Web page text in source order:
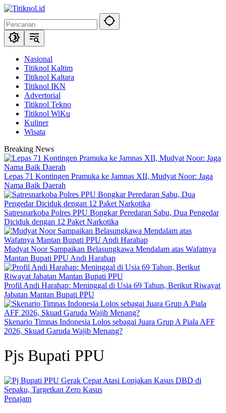
Langsung
konten
Nasional
Titiknol Kaltim
Titiknol Kaltara
Titiknol IKN
Advertorial
Titiknol Tekno
Titiknol WiKu
Kuliner
Wisata
Breaking News
Lepas 71 Kontingen Pramuka ke Jamnas XII, Mudyat Noor: Jaga
Nama Baik Daerah
Satresnarkoba Polres PPU Bongkar Peredaran Sabu, Dua Pengedar
Diciduk dengan 12 Paket Narkotika
Mudyat Noor Sampaikan Belasungkawa Mendalam atas Wafatnya
Mantan Bupati PPU Andi Harahap
Profil Andi Harahap: Meninggal di Usia 69 Tahun, Berikut Riwayat
Jabatan Mantan Bupati PPU
Skenario Timnas Indonesia Lolos sebagai Juara Grup A Piala AFF
2026, Skuad Garuda Wajib Menang?
Pjs Bupati PPU
Penajam